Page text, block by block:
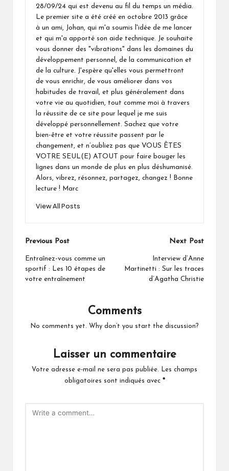
28/09/24 qui est devenu au fil du temps un média.
Le premier site a été créé en octobre 2013 grâce
à un ami, Johan, qui m'a soumis l'idée de me lancer
et qui m'a apporté son aide technique. Je souhaite
vous donner des "vibrations" dans les domaines du
développement personnel, de la communication et
de la culture. J'espère qu'elles vous permettront
de vous enrichir, de vous améliorer dans vos
habitudes de travail, et plus généralement dans
votre vie au quotidien, tout comme moi à travers
la réussite de ce site pour lequel je me suis
développé personnellement. Sachez que votre
bien-être et votre réussite passent par le
changement, et n’oubliez pas que VOUS ÊTES
VOTRE SEUL(E) ATOUT pour faire bouger les
lignes dans un monde de plus en plus déshumanisé.
Alors, vibrez, résonnez, partagez, changez ! Bonne
lecture ! Marc
View All Posts
Post
navigation
Previous Post
Entraînez-vous comme un
sportif : Les 10 étapes de
votre entraînement
Next Post
Interview d’Anne
Martinetti : Sur les traces
d’Agatha Christie
Comments
No comments yet. Why don’t you start the discussion?
Laisser un commentaire
Votre adresse e-mail ne sera pas publiée.
Les champs
obligatoires sont indiqués avec *